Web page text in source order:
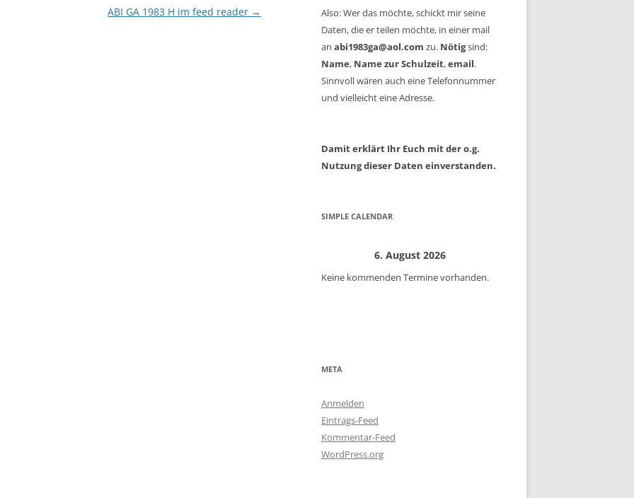
ABI GA 1983 H im feed reader →
Also: Wer das möchte, schickt mir seine
Daten, die er teilen möchte, in einer mail
an abi1983ga@aol.com zu. Nötigsind:
Name, Name zur Schulzeit,email.
Sinnvoll wären auch eine Telefonnummer
und vielleicht eine Adresse.
Damit erklärt Ihr Euch mit der o.g.
Nutzung dieser Daten einverstanden.
SIMPLE CALENDAR
6. August 2026
Keine kommenden Termine vorhanden.
META
Anmelden
Eintrags-Feed
Kommentar-Feed
WordPress.org